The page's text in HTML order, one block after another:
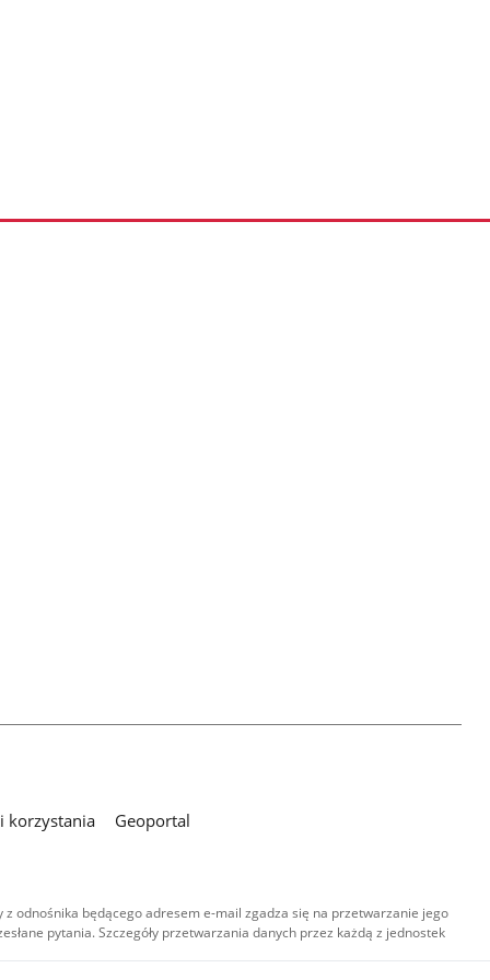
korzystania
Geoportal
odnośnika będącego adresem e-mail zgadza się na przetwarzanie jego
pytania. Szczegóły przetwarzania danych przez każdą z jednostek